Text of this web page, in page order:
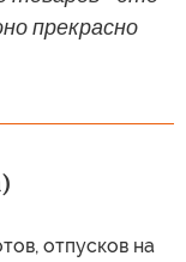
прекрасно
отпусков на